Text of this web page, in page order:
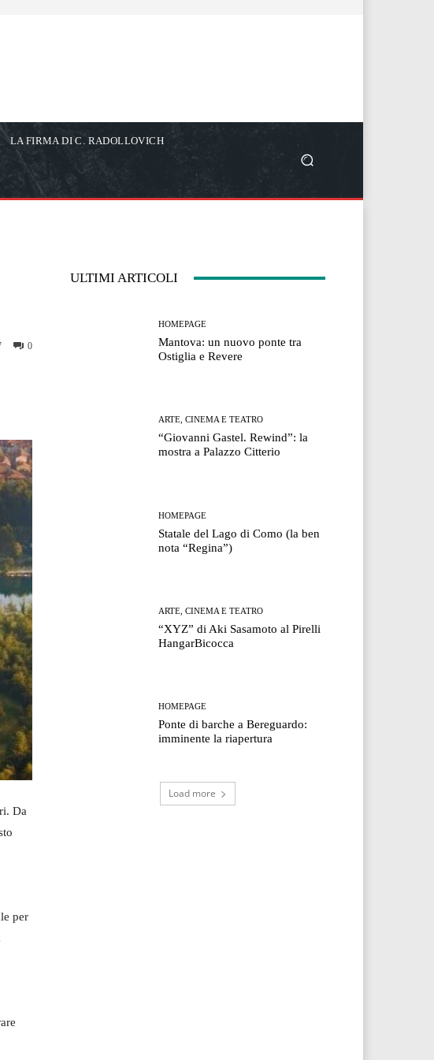
LA FIRMA DI C. RADOLLOVICH
0
Da
per
ULTIMI ARTICOLI
HOMEPAGE
Mantova: un nuovo ponte tra
Ostiglia e Revere
ARTE, CINEMA E TEATRO
“Giovanni Gastel. Rewind”: la
mostra a Palazzo Citterio
HOMEPAGE
Statale del Lago di Como (la ben
nota “Regina”)
ARTE, CINEMA E TEATRO
“XYZ” di Aki Sasamoto al Pirelli
HangarBicocca
HOMEPAGE
Ponte di barche a Bereguardo:
imminente la riapertura
Load more